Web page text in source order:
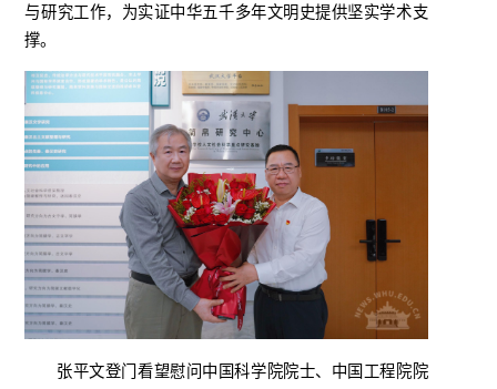
与研究工作，为实证中华五千多年文明史提供坚实学术支
撑。
张平文登门看望慰问中国科学院院士、中国工程院院